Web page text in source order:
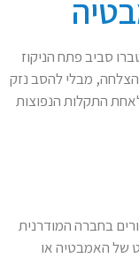
סביב פתח הניקוז
מבלי להסב נזק
התקלות הנפוצות
בחברה המודרנית
של האמבטיה או